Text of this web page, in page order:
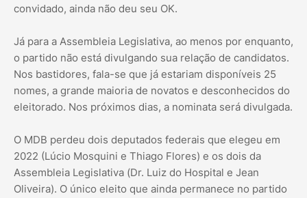
convidado, ainda não deu seu OK.
Já para a Assembleia Legislativa, ao menos por enquanto,
o partido não está divulgando sua relação de candidatos.
Nos bastidores, fala-se que já estariam disponíveis 25
nomes, a grande maioria de novatos e desconhecidos do
eleitorado. Nos próximos dias, a nominata será divulgada.
O MDB perdeu dois deputados federais que elegeu em
2022 (Lúcio Mosquini e Thiago Flores) e os dois da
Assembleia Legislativa (Dr. Luiz do Hospital e Jean
Oliveira). O único eleito que ainda permanece no partido